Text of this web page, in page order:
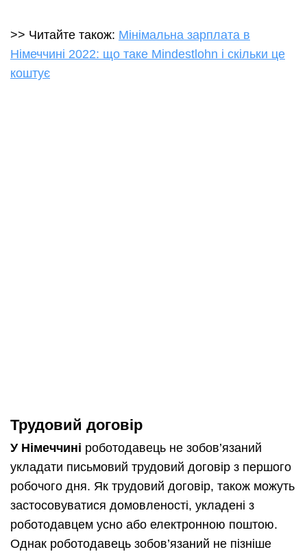
>> Читайте також: Мінімальна зарплата в
Німеччині 2022: що таке Mindestlohn і скільки це
коштує
Трудовий договір
У Німеччині роботодавець не зобов’язаний
укладати письмовий трудовий договір з першого
робочого дня. Як трудовий договір, також можуть
застосовуватися домовленості, укладені з
роботодавцем усно або електронною поштою.
Однак роботодавець зобов’язаний не пізніше